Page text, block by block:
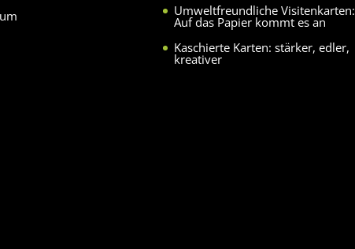
Umweltfreundliche Visitenkarten:
Auf das Papier kommt es an
Kaschierte Karten: stärker, edler,
kreativer